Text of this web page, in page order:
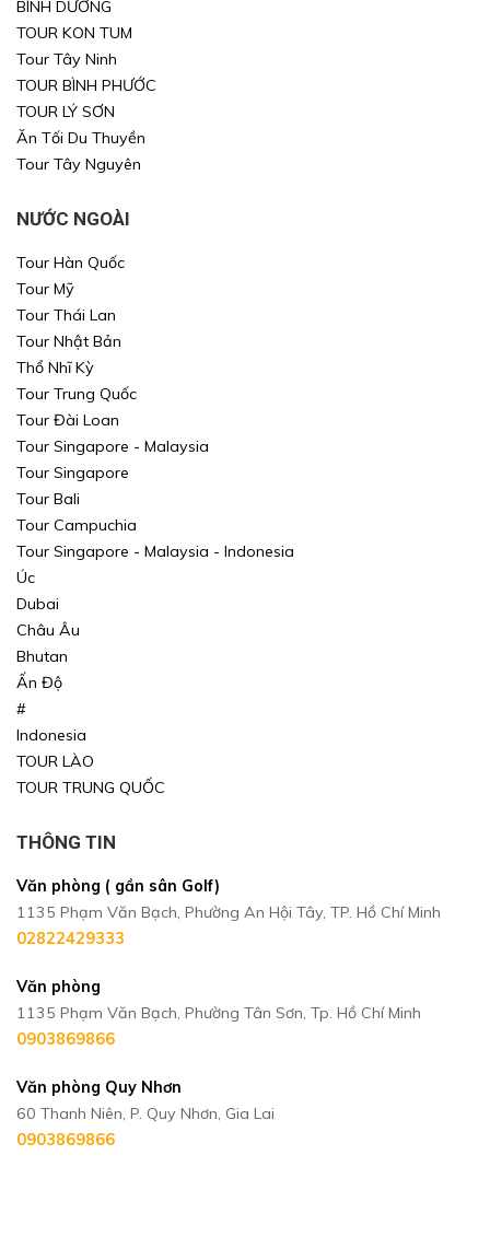
Xin mời Quý khách chọn thông tin cần tìm kiếm
Chọn nơi đi
Xin mời Quý khách chọn thông tin cần tìm kiếm
Chọn nơi đi
Xin mời Quý khách chọn thông tin cần tìm kiếm
Xin mời Quý khách chọn thông tin cần tìm kiếm
Chọn khu vực
Chọn loại
Khoảng giá
BÌNH DƯƠNG
TOUR KON TUM
Tour Tây Ninh
TOUR BÌNH PHƯỚC
TOUR LÝ SƠN
Ăn Tối Du Thuyền
Tour Tây Nguyên
NƯỚC NGOÀI
Tour Hàn Quốc
Tour Mỹ
Tour Thái Lan
Tour Nhật Bản
Thổ Nhĩ Kỳ
Tour Trung Quốc
Tour Đài Loan
Tour Singapore - Malaysia
Tour Singapore
Tour Bali
Tour Campuchia
Tour Singapore - Malaysia - Indonesia
Úc
Dubai
Châu Âu
Bhutan
Ấn Độ
#
Indonesia
TOUR LÀO
TOUR TRUNG QUỐC
THÔNG TIN
Văn phòng ( gần sân Golf)
1135 Phạm Văn Bạch, Phường An Hội Tây, TP. Hồ Chí Minh
02822429333
Văn phòng
1135 Phạm Văn Bạch, Phường Tân Sơn, Tp. Hồ Chí Minh
0903869866
Văn phòng Quy Nhơn
60 Thanh Niên, P. Quy Nhơn, Gia Lai
0903869866